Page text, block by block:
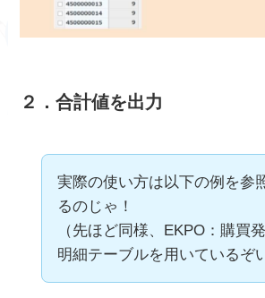
２．合計値を出力
実際の使い方は以下の例を参
るのじゃ！
（先ほど同様、EKPO：購買
明細テーブルを用いているぞ